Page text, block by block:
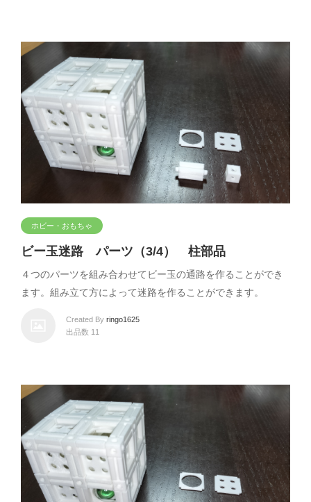
ホビー・おもちゃ
ビー玉迷路 パーツ（3/4） 柱部品
４つのパーツを組み合わせてビー玉の通路を作ることができ
ます。組み立て方によって迷路を作ることができます。
Created By ringo1625
出品数 11